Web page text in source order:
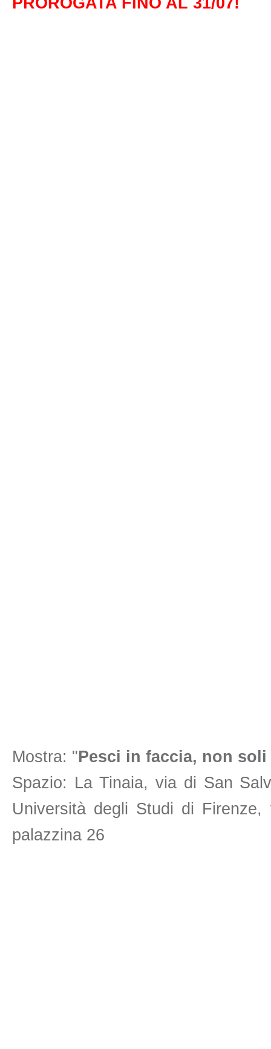
Mostra: "Pesci in faccia, non
Spazio: La Tinaia, via di San
Università degli Studi di
palazzina 26